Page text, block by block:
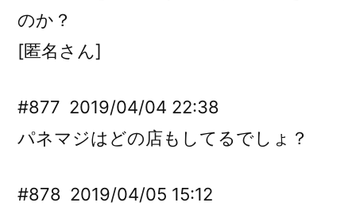
のか？
[匿名さん]
#877 2019/04/04 22:38
パネマジはどの店もしてるでしょ？
#878 2019/04/05 15:12